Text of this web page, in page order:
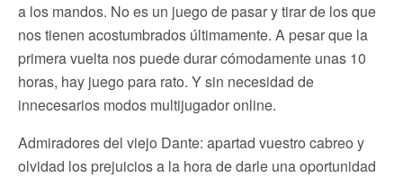
a los mandos. No es un juego de pasar y tirar de los que
nos tienen acostumbrados últimamente. A pesar que la
primera vuelta nos puede durar cómodamente unas 10
horas, hay juego para rato. Y sin necesidad de
innecesarios modos multijugador online.
Admiradores del viejo Dante: apartad vuestro cabreo y
olvidad los prejuicios a la hora de darle una oportunidad